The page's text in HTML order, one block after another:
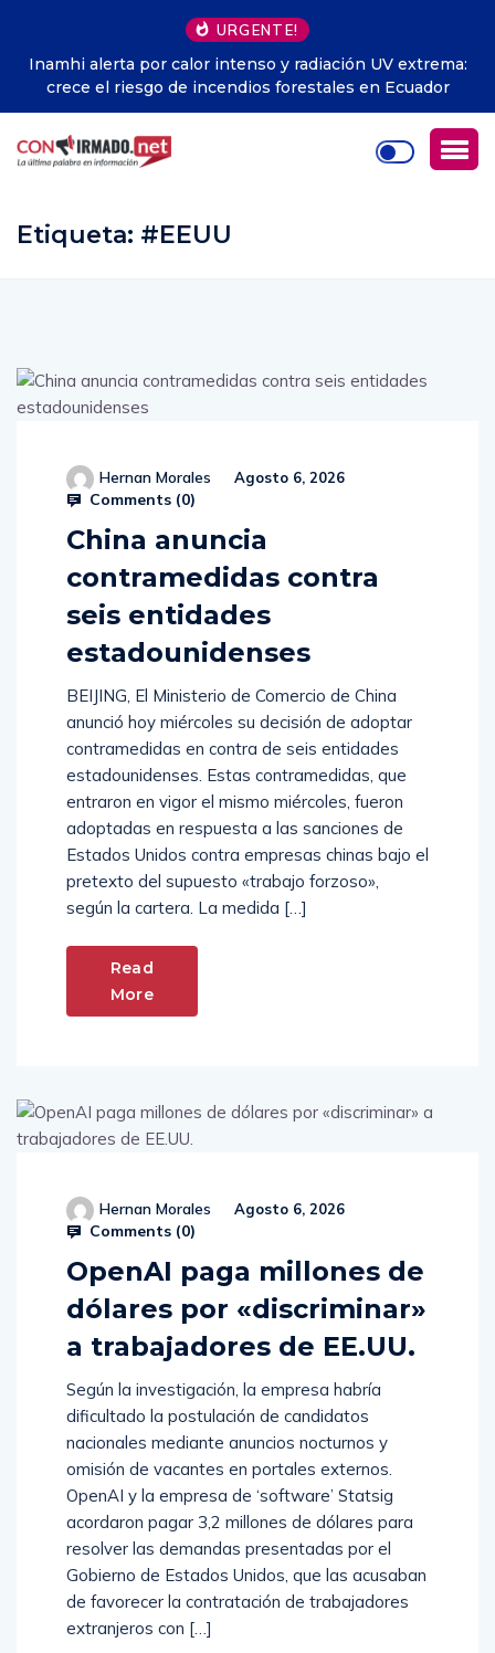
URGENTE!
Inamhi alerta por calor intenso y radiación UV extrema:
crece el riesgo de incendios forestales en Ecuador
Etiqueta: #EEUU
Hernan Morales Agosto 6, 2026
Comments (0)
China anuncia
contramedidas contra
seis entidades
estadounidenses
BEIJING, El Ministerio de Comercio de China
anunció hoy miércoles su decisión de adoptar
contramedidas en contra de seis entidades
estadounidenses. Estas contramedidas, que
entraron en vigor el mismo miércoles, fueron
adoptadas en respuesta a las sanciones de
Estados Unidos contra empresas chinas bajo el
pretexto del supuesto «trabajo forzoso»,
según la cartera. La medida […]
Read
More
Hernan Morales Agosto 6, 2026
Comments (0)
OpenAI paga millones de
dólares por «discriminar»
a trabajadores de EE.UU.
Según la investigación, la empresa habría
dificultado la postulación de candidatos
nacionales mediante anuncios nocturnos y
omisión de vacantes en portales externos.
OpenAI y la empresa de ‘software’ Statsig
acordaron pagar 3,2 millones de dólares para
resolver las demandas presentadas por el
Gobierno de Estados Unidos, que las acusaban
de favorecer la contratación de trabajadores
extranjeros con […]